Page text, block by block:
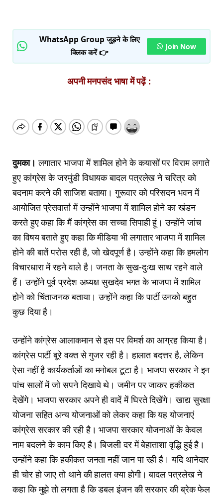
WhatsApp Group जुड़ने के लिए
क्लिक करें 👉
Join Now
अपनी मनपसंद भाषा में पढ़ें :
दुमका। लगातार भाजपा में शामिल होने के कयासों पर विराम लगाते
हुए कांग्रेस के जरमुंडी विधायक बादल पत्रलेख ने चरित्र को
बदनाम करने की साजिश बताया। गुरूवार को परिसदन भवन में
आयोजित प्रेसवार्ता में उन्होंने भाजपा में शामिल होने का खंडन
करते हुए कहा कि मैं कांग्रेस का सच्चा सिपाही हूं। उन्होंने जांच
का विषय बताते हुए कहा कि मीडिया भी लगातार भाजपा में शामिल
होने की बातें परोस रही है, जो खेदपूर्ण है। उन्होंने कहा कि हमलोग
विचारधारा में रहने वाले है। जनता के सुख-दुःख साथ रहने वाले
हैं। उन्होंने पूर्व प्रदेश अध्यक्ष सुखदेव भगत के भाजपा में शामिल
होने को चिंताजनक बताया। उन्होंने कहा कि पार्टी उनको बहुत
कुछ दिया है।
उन्होंने कांग्रेस आलाकमान से इस पर विमर्श का आग्रह किया है।
कांग्रेस पार्टी बूरे वक्त से गुजर रही है। हालात बदत्तर है, लेकिन
ऐसा नहीं है कार्यकर्ताओं का मनोबल टूटा है। भाजपा सरकार ने इन
पांच सालों में जो सपने दिखाये थे। जमीन पर जाकर हकीकत
देखेंगे। भाजपा सरकार अपने ही वादें में घिरते दिखेंगे। खाद्य सुरक्षा
योजना सहित अन्य योजनाओं को लेकर कहा कि यह योजनाएं
कांग्रेस सरकार की रही है। भाजपा सरकार योजनाओं के केवल
नाम बदलने के काम किए है। बिजली दर में बेहाताशा वृद्धि हुई है।
उन्होंने कहा कि हकीकत जनता नहीं जान पा रही है। यदि थानेदार
ही चोर हो जाए तो थाने की हालत क्या होगी। बादल पत्रलेख ने
कहा कि मुझे तो लगता है कि डबल इंजन की सरकार की ब्रेक फेल